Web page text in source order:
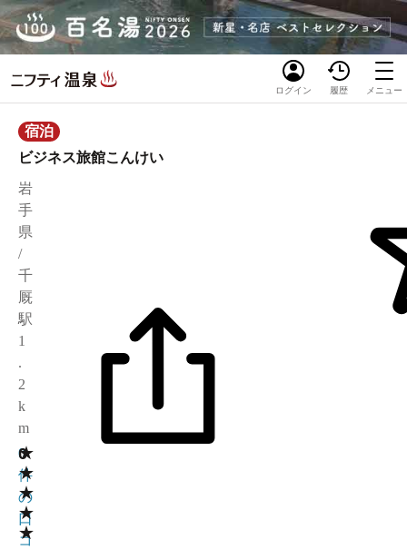
ログイン 履歴 メニュー
宿泊
ビジネス旅館こんけい
岩
手
県
/
千
厩
駅
1
.
2
k
m
★
★
★
★
★
0
0
件
の
口
コ